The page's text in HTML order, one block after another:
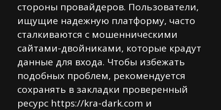
стороны провайдеров. Пользователи,
ищущие надежную платформу, часто
сталкиваются с мошенническими
сайтами-двойниками, которые крадут
данные для входа. Чтобы избежать
подобных проблем, рекомендуется
сохранять в закладки проверенный
ресурс https://kra-dark.com и